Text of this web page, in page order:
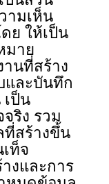
ามเห็น
ย ให้เป็น
มาย
สร้าง
และบันทึก
ป็น
ริง รวม
ที่สร้างขึ้น
ท็จ
ละการ